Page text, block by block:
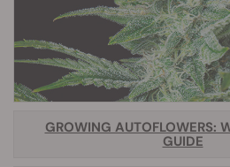
GROWING AUTOFLOWERS:
GUIDE